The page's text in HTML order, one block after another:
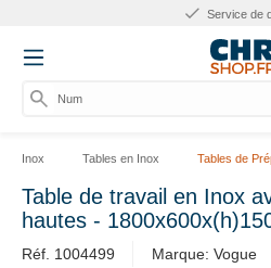
Service de
Numér
Inox Tables en Inox Tables de
Table de travail en Inox
hautes -
Réf. 1004499 Marque: Vogue